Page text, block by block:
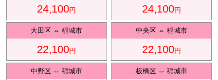
成
田
24,100円 24,100円
大田区 ⇔稲城市
22,100円
中央区⇔ 稲城市
22,100円
中野区 ⇔稲城市 板橋区⇔ 稲城市